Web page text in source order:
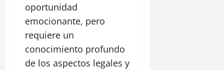
oportunidad
emocionante, pero
requiere un
conocimiento profundo
de los aspectos legales y